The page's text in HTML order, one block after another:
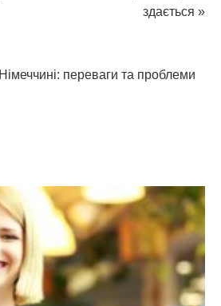
здається »
переваги та проблеми